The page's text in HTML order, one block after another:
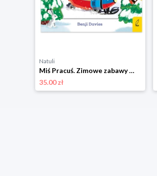
Natuli
Miś Pracuś. Zimowe zabawy Wilga
35.00 zł